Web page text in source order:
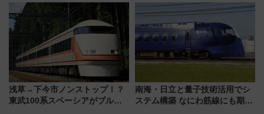
全力応援 夜行列車「ドリーム
おひさま号」も走る
治体は？ 2026年は対象のエリア
が拡大！
浅草→下今市ノンストップ！？
東武100系スペーシアがブルー
南海・日立と量子技術活用でシ
ステム構築 なにわ筋線にも期待